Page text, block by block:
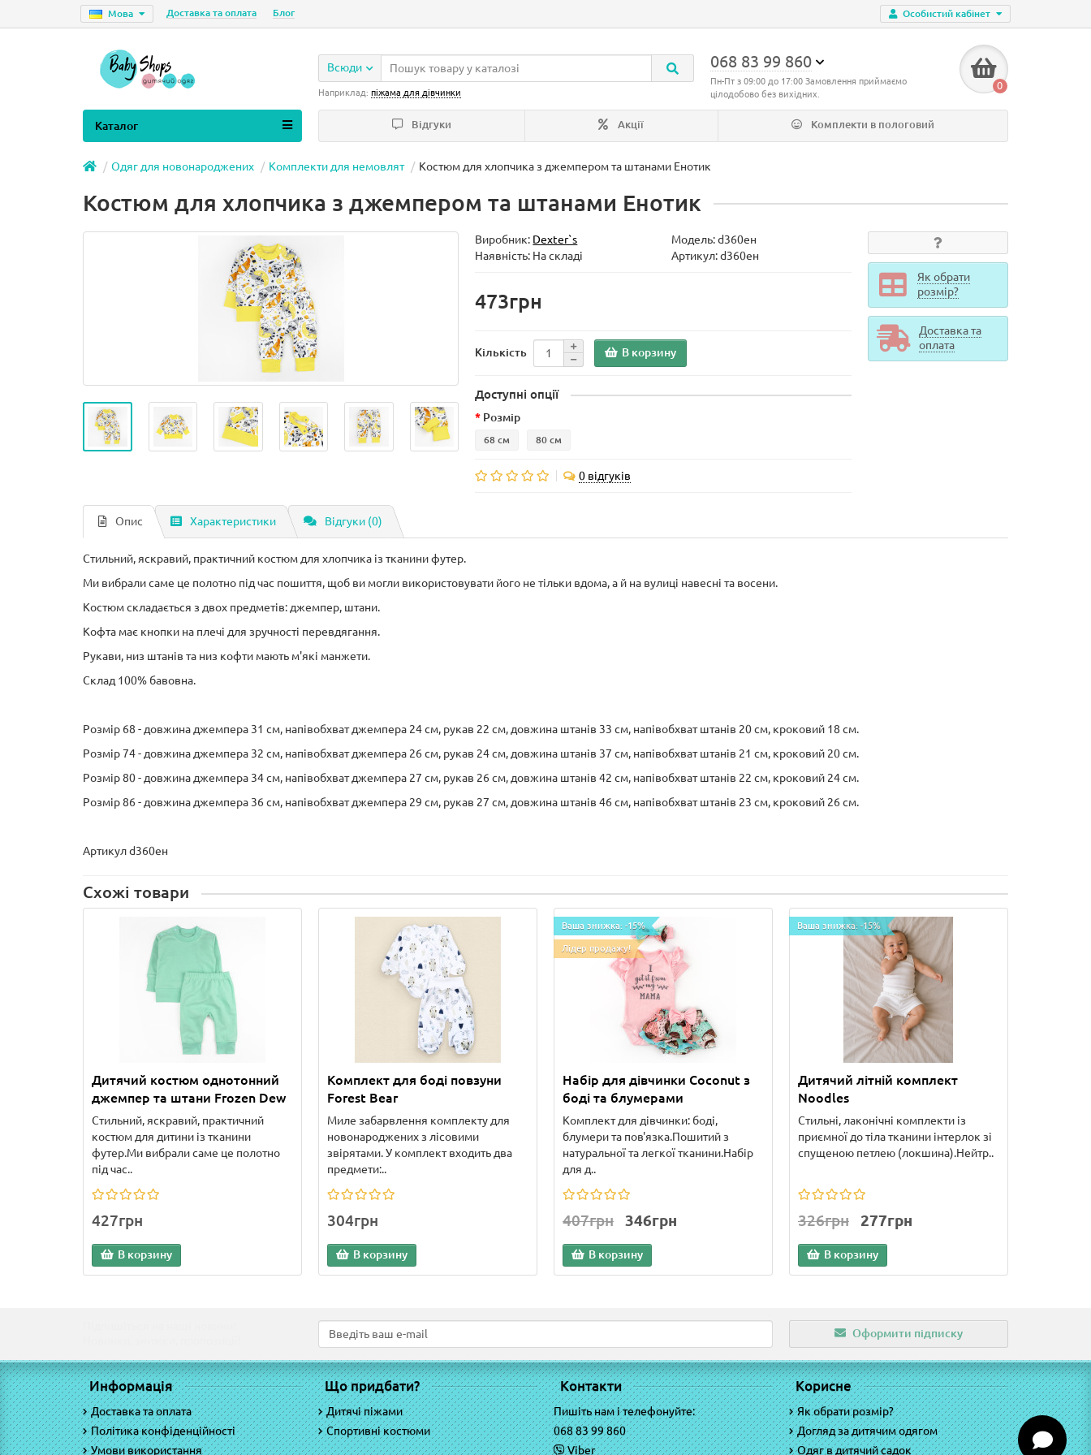
Особистий кабінет
Мова Доставка та оплата Блог
068 83 99 860
Пн-Пт з 09:00 до 17:00 Замовлення приймаємо
цілодобово без вихідних.
0
Всюди
Наприклад: піжама для дівчинки
Відгуки Акції Комплекти в пологовий
Каталог
Одяг для новонароджених Комплекти для немовлят Костюм для хлопчика з джемпером та штанами Енотик
Костюм для хлопчика з джемпером та штанами Енотик
Виробник: Dexter`s Модель:d360ен
Наявність: На складі
Артикул: d360ен
473грн
Кількість В корзину
Доступні опції
Розмір
68 см 80 см
0 відгуків
Як обрати
розмір?
Доставка та
оплата
Опис Характеристики Відгуки (0)
Стильний, яскравий, практичний костюм для хлопчика із тканини футер.
Ми вибрали саме це полотно під час пошиття, щоб ви могли використовувати його не тільки вдома, а й на вулиці навесні та восени.
Костюм складається з двох предметів: джемпер, штани.
Кофта має кнопки на плечі для зручності перевдягання.
Рукави, низ штанів та низ кофти мають м'які манжети.
Склад 100% бавовна.
Розмір 68 - довжина джемпера 31 см, напівобхват джемпера 24 см, рукав 22 см, довжина штанів 33 см, напівобхват штанів 20 см, кроковий 18 см.
Розмір 74 - довжина джемпера 32 см, напівобхват джемпера 26 см, рукав 24 см, довжина штанів 37 см, напівобхват штанів 21 см, кроковий 20 см.
Розмір 80 - довжина джемпера 34 см, напівобхват джемпера 27 см, рукав 26 см, довжина штанів 42 см, напівобхват штанів 22 см, кроковий 24 см.
Розмір 86 - довжина джемпера 36 см, напівобхват джемпера 29 см, рукав 27 см, довжина штанів 46 см, напівобхват штанів 23 см, кроковий 26 см.
Артикул d360ен
Схожі товари
Дитячий костюм однотонний
джемпер та штани Frozen Dew
Стильний, яскравий, практичний
костюм для дитини із тканини
футер.Ми вибрали саме це полотно
під час..
427грн
В корзину
Комплект для боді повзуни
Forest Bear
Миле забарвлення комплекту для
новонароджених з лісовими
звірятами. У комплект входить два
предмети:..
304грн
В корзину
Ваша знижка: -15%
Лідер продажу!
Набір для дівчинки Coconut з
боді та блумерами
Комплект для дівчинки: боді,
блумери та пов'язка.Пошитий з
натуральної та легкої тканини.Набір
для д..
407грн 346грн
В корзину
Ваша знижка: -15%
Дитячий літній комплект
Noodles
Стильні, лаконічні комплекти із
приємної до тіла тканини інтерлок зі
спущеною петлею (локшина).Нейтр..
326грн 277грн
В корзину
Оформити підписку
Информація
Доставка та оплата
Політика конфіденційності
Умови використання
Що придбати?
Дитячі піжами
Спортивні костюми
Контакти
Пишіть нам і телефонуйте:
068 83 99 860
Viber
Корисне
Як обрати розмір?
Догляд за дитячим одягом
Одяг в дитячий садок